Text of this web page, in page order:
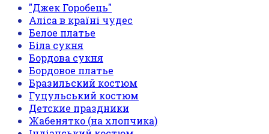
"Джек Горобець"
Аліса в країні чудес
Белое платье
Біла сукня
Бордова сукня
Бордовое платье
Бразильский костюм
Гуцульський костюм
Детские праздники
Жабенятко (на хлопчика)